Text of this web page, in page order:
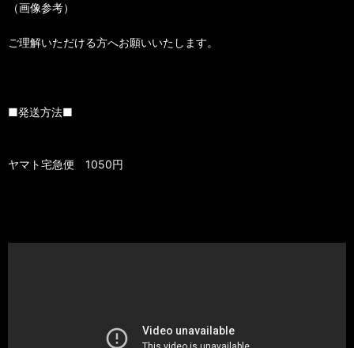
（画像参考）
ご理解いただける方へお願いいたします。
■発送方法■
ヤマト宅急便 1050円